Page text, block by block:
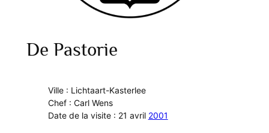
De Pastorie
Ville : Lichtaart-Kasterlee
Chef : Carl Wens
Date de la visite : 21 avril 2001